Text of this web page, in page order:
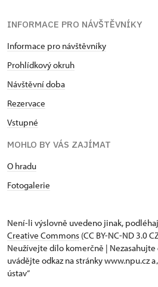
INFORMACE PRO NÁVŠTĚVNÍKY
Informace pro návštěvníky
Prohlídkový okruh
Návštěvní doba
Rezervace
Vstupné
MOHLO BY VÁS ZAJÍMAT
O hradu
Fotogalerie
Není-li výslovně uvedeno jinak,
Creative Commons (CC BY-NC-ND 3.0
Neužívejte dílo komerčně |
uvádějte odkaz na stránky www.npu.cz
ústav“